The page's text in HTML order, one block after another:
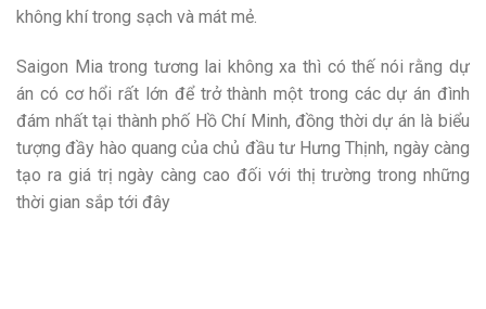
không khí trong sạch và mát mẻ.
Saigon Mia trong tương lai không xa thì có thế nói rằng dự
án có cơ hổi rất lớn để trở thành một trong các dự án đình
đám nhất tại thành phố Hồ Chí Minh, đồng thời dự án là biểu
tượng đầy hào quang của chủ đầu tư Hưng Thịnh, ngày càng
tạo ra giá trị ngày càng cao đối với thị trường trong những
thời gian sắp tới đây